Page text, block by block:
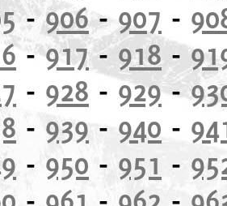
-906-907 -
-917-918 -
- 928 - 929-
- 939- 940 -
- 950 - 951 -